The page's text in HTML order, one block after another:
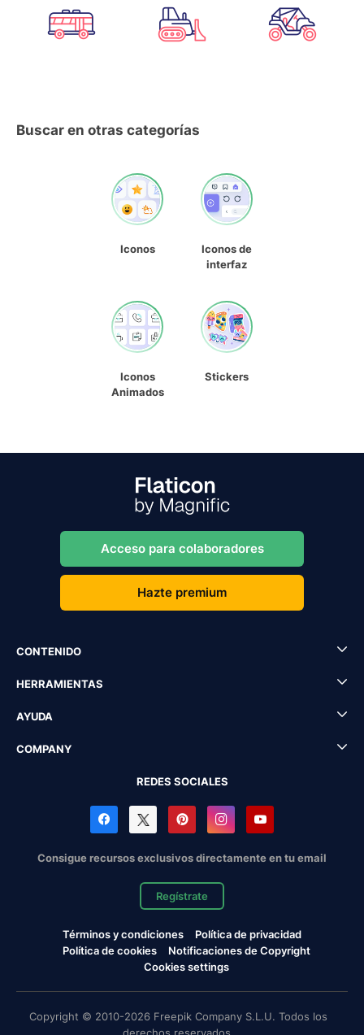
Buscar en otras categorías
Iconos
Iconos de
interfaz
Iconos
Animados
Stickers
Acceso para colaboradores
Hazte premium
CONTENIDO
HERRAMIENTAS
AYUDA
COMPANY
REDES SOCIALES
Consigue recursos exclusivos directamente en tu email
Regístrate
Términos y condiciones
Política de privacidad
Política de cookies
Notificaciones de Copyright
Cookies settings
Copyright © 2010-2026 Freepik Company S.L.U. Todos los